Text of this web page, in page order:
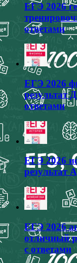
ЕГЭ 2026
ответами
ЕГЭ 2026
результат
ответами
ЕГЭ 2026
результат
ЕГЭ 2026
отличный
с ответами